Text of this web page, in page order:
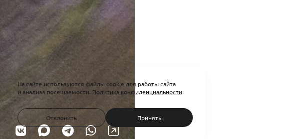
На сайте используются файлы cookie для работы сайта
и анализа посещаемости. Политика конфиденциальности
Отклонить Принять